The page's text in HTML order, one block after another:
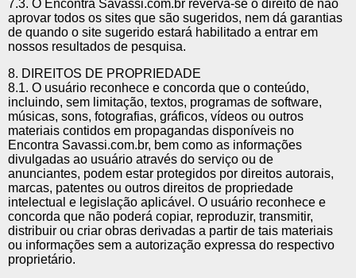
7.3. O Encontra Savassi.com.br reverva-se o direito de não
aprovar todos os sites que são sugeridos, nem dá garantias
de quando o site sugerido estará habilitado a entrar em
nossos resultados de pesquisa.
8. DIREITOS DE PROPRIEDADE
8.1. O usuário reconhece e concorda que o conteúdo,
incluindo, sem limitação, textos, programas de software,
músicas, sons, fotografias, gráficos, vídeos ou outros
materiais contidos em propagandas disponíveis no
Encontra Savassi.com.br, bem como as informações
divulgadas ao usuário através do serviço ou de
anunciantes, podem estar protegidos por direitos autorais,
marcas, patentes ou outros direitos de propriedade
intelectual e legislação aplicável. O usuário reconhece e
concorda que não poderá copiar, reproduzir, transmitir,
distribuir ou criar obras derivadas a partir de tais materiais
ou informações sem a autorização expressa do respectivo
proprietário.